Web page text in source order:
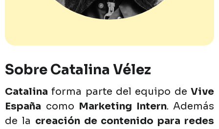
Sobre Catalina Vélez
Catalina forma parte del equipo de Vive
España como Marketing Intern. Además
de la creación de contenido para redes